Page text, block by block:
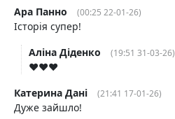
Ара Панно
(00:25 22-01-26)
Історія супер!
Аліна Діденко
(19:51 31-03-26)
♥️♥️♥️
Катерина Дані
(21:41 17-01-26)
Дуже зайшло!